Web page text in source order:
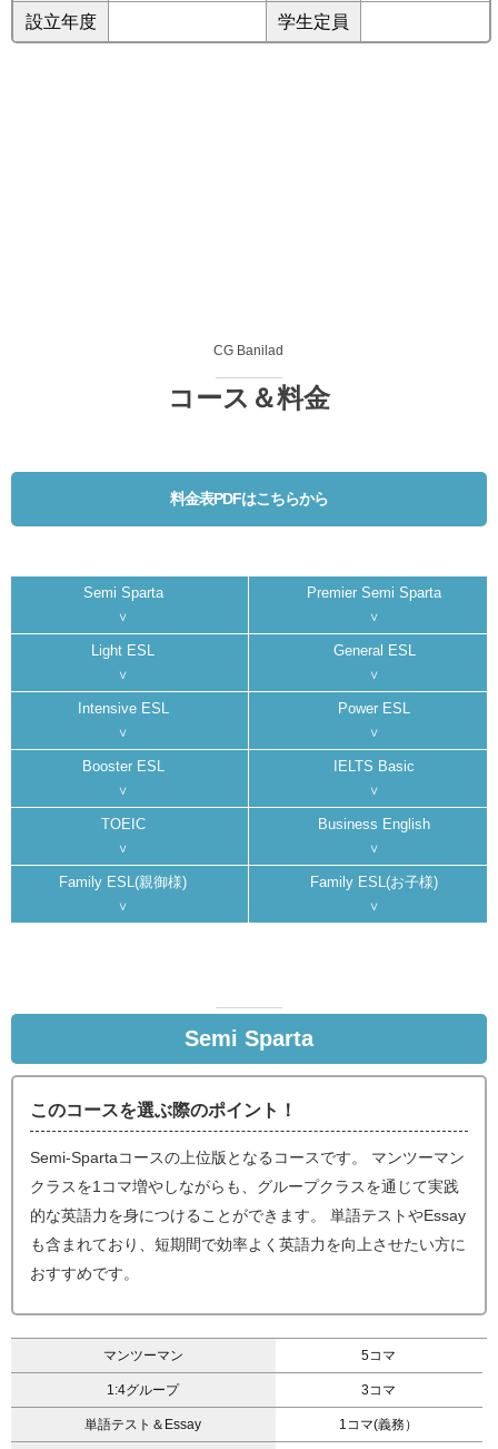
設立年度 学生定員
CG Banilad
コース＆料金
料金表PDFはこちらから
Semi Sparta Premier Semi Sparta
Light ESL General ESL
Intensive ESL Power ESL
Booster ESL IELTS Basic
TOEIC Business English
Family ESL(親御様) Family ESL(お子様)
Semi Sparta
このコースを選ぶ際のポイント！
Semi-Spartaコースの上位版となるコースです。 マンツーマン
クラスを1コマ増やしながらも、グループクラスを通じて実践
的な英語力を身につけることができます。 単語テストやEssay
も含まれており、短期間で効率よく英語力を向上させたい方に
おすすめです。
マンツーマン 5コマ
1:4グループ 3コマ
単語テスト＆Essay 1コマ(義務）